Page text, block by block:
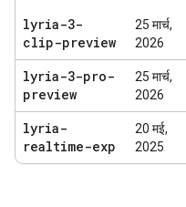
lyria-3-
clip-preview
25 मार्च,
2026
lyria-3-pro-
preview
25 मार्च,
2026
lyria-
realtime-exp
20 मई,
2025